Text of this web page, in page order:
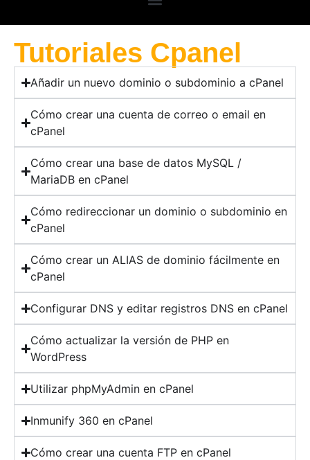
Tutoriales Cpanel
Añadir un nuevo dominio o subdominio a cPanel
Cómo crear una cuenta de correo o email en
cPanel
Cómo crear una base de datos MySQL /
MariaDB en cPanel
Cómo redireccionar un dominio o subdominio en
cPanel
Cómo crear un ALIAS de dominio fácilmente en
cPanel
Configurar DNS y editar registros DNS en cPanel
Cómo actualizar la versión de PHP en
WordPress
Utilizar phpMyAdmin en cPanel
Inmunify 360 en cPanel
Cómo crear una cuenta FTP en cPanel